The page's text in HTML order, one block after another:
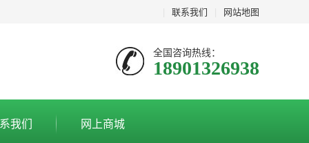
联系我们 网站地图
全国咨询热线：
18901326938
我们 网上商城